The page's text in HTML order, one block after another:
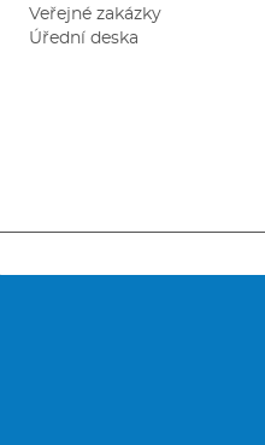
Veřejné zakázky
Úřední deska